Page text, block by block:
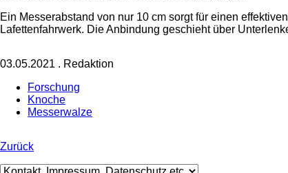
Ein Messerabstand von nur 10 cm sorgt für einen
Lafettenfahrwerk. Die Anbindung geschieht über
03.05.2021 . Redaktion
Forschung
Knoche
Messerwalze
Zurück